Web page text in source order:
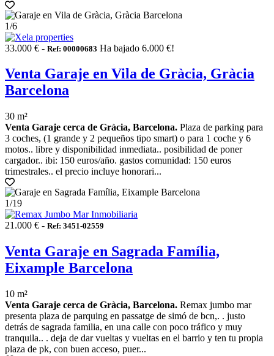
1/6
33.000 € - Ref: 00000683 Ha bajado 6.000 €!
Venta Garaje en Vila de Gràcia, Gràcia
Barcelona
30 m²
Venta Garaje cerca de Gràcia, Barcelona. Plaza de parking para
3 coches, (1 grande y 2 pequeños tipo smart) o para 1 coche y 6
motos.. libre y disponibilidad inmediata.. posibilidad de poner
cargador.. ibi: 150 euros/año. gastos comunidad: 150 euros
trimestrales.. el precio incluye honorari...
1/19
21.000 € - Ref: 3451-02559
Venta Garaje en Sagrada Família,
Eixample Barcelona
10 m²
Venta Garaje cerca de Gràcia, Barcelona. Remax jumbo mar
presenta plaza de parquing en passatge de simó de bcn,. . justo
detrás de sagrada familia, en una calle con poco tráfico y muy
tranquila.. . deja de dar vueltas y vueltas en el barrio y ten tu propia
plaza de pk, con buen acceso, puer...